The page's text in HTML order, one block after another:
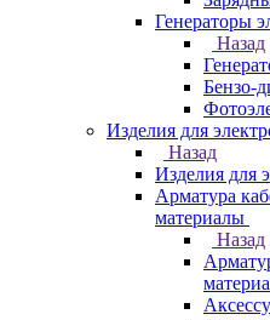
Генераторы
Назад
Бензо-
Изделия для
Назад
Изделия для
Арматура
материалы
Назад